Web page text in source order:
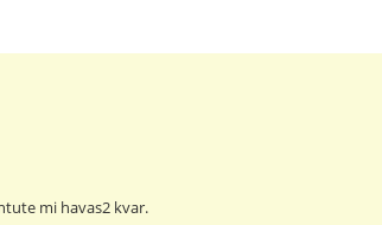
mi havas2 kvar.